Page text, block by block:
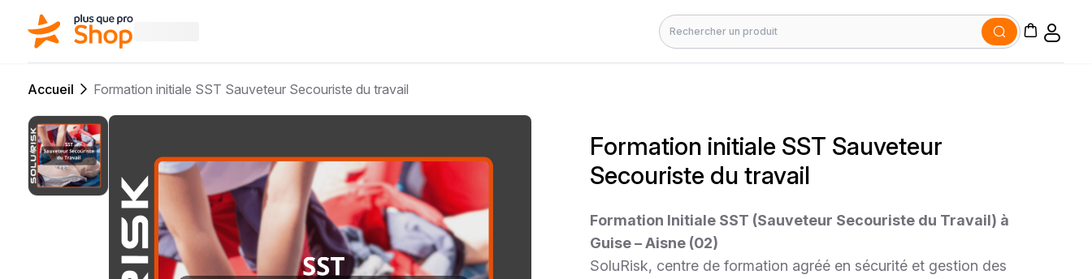
Rechercher
Accueil Formation initiale SST Sauveteur Secouriste du travail
Formation initiale SST Sauveteur
Secouriste du travail
Formation Initiale SST (Sauveteur Secouriste du Travail) à
Guise – Aisne (02)
SoluRisk, centre de formation agréé en sécurité et gestion des